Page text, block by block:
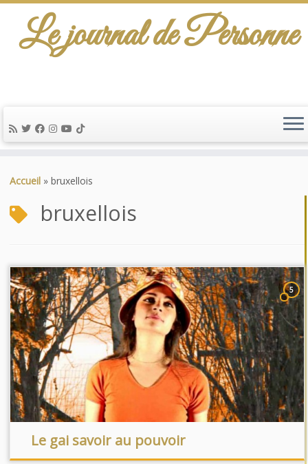
au
Le journal de Personne
Accueil » bruxellois
bruxellois
5
Le gai savoir au pouvoir